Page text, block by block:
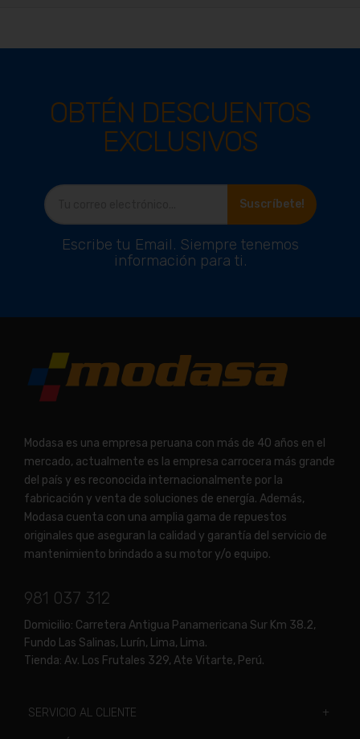
OBTÉN DESCUENTOS
EXCLUSIVOS
Suscríbete!
Escribe tu Email. Siempre tenemos
información para ti.
Modasa es una empresa peruana con más de 40 años en el
mercado, actualmente es la empresa carrocera más grande
del país y es reconocida internacionalmente por la
fabricación y venta de soluciones de energía. Además,
Modasa cuenta con una amplia gama de repuestos
originales que aseguran la calidad y garantía del servicio de
mantenimiento brindado a su motor y/o equipo.
981 037 312
Domicilio: Carretera Antigua Panamericana Sur Km 38.2,
Fundo Las Salinas, Lurín, Lima, Lima.
Tienda: Av. Los Frutales 329, Ate Vitarte, Perú.
SERVICIO AL CLIENTE